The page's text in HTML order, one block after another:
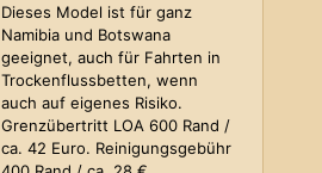
Dieses Model ist für ganz
Namibia und Botswana
geeignet, auch für Fahrten in
Trockenflussbetten, wenn
auch auf eigenes Risiko.
Grenzübertritt LOA 600 Rand /
ca. 42 Euro. Reinigungsgebühr